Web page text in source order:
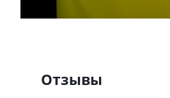
Отзывы